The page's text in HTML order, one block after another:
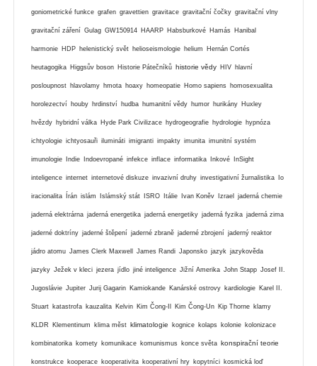
goniometrické funkce grafen gravettien gravitace gravitační čočky gravitační vlny
gravitační záření Gulag GW150914 HAARP Habsburkové Hamás Hanibal
harmonie HDP helenistický svět helioseismologie helium Hernán Cortés
heutagogika Higgsův boson Historie Pátečníků historie vědy HIV hlavní
posloupnost hlavolamy hmota hoaxy homeopatie Homo sapiens homosexualita
horolezectví houby hrdinství hudba humanitní vědy humor hurikány Huxley
hvězdy hybridní válka Hyde Park Civilizace hydrogeografie hydrologie hypnóza
ichtyologie ichtyosauři ilumináti imigranti impakty imunita imunitní systém
imunologie Indie Indoevropané infekce inflace informatika Inkové InSight
inteligence internet internetové diskuze invazivní druhy investigativní žurnalistika Io
iracionalita Írán islám Islámský stát ISRO Itálie Ivan Koněv Izrael jaderná chemie
jaderná elektrárna jaderná energetika jaderná energetiky jaderná fyzika jaderná zima
jaderné doktríny jaderné štěpení jaderné zbraně jaderné zbrojení jaderný reaktor
jádro atomu James Clerk Maxwell James Randi Japonsko jazyk jazykověda
jazyky Ježek v kleci jezera jídlo jiné inteligence Jižní Amerika John Stapp Josef II.
Jugoslávie Jupiter Jurij Gagarin Kamiokande Kanárské ostrovy kardiologie Karel II.
Stuart katastrofa kauzalita Kelvin Kim Čong-Il Kim Čong-Un Kip Thorne klamy
KLDR Klementinum klima měst klimatologie kognice kolaps kolonie kolonizace
kombinatorika komety komunikace komunismus konce světa konspirační teorie
konstrukce kooperace kooperativita kooperativní hry kopytníci kosmická loď